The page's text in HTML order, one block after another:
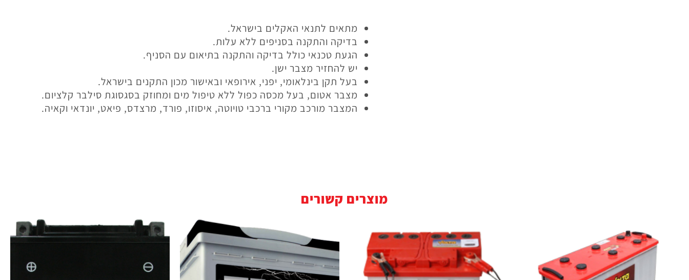
מתאים לתנאי האקלים בישראל.
בדיקה והתקנה בסניפים ללא עלות.
הגעת טכנאי כולל בדיקה והתקנה בתיאום עם הסניף.
יש להחזיר מצבר ישן.
בעל תקן בינלאומי, יפני, אירופאי ובאישור מכון התקנים בישראל.
מצבר אטום, בעל מכסה כפול ללא טיפול מים ומחוזק בסגסוגת סילבר קלציום.
המצבר מורכב מקורי ברכבי טויוטה, איסוזו, פורד, מרצדס, פיאט, יונדאי וקאיה.
מוצרים קשורים